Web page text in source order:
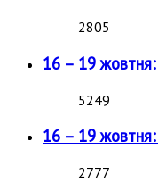
2805
16 – 19 жовтня:
5249
16 – 19
2777